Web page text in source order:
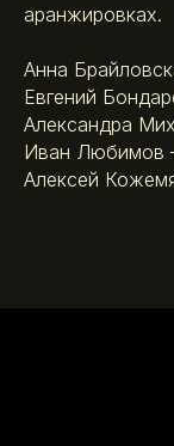
аранжировках.
Анна
Евгений
Александра
Иван Любимов
Алексей